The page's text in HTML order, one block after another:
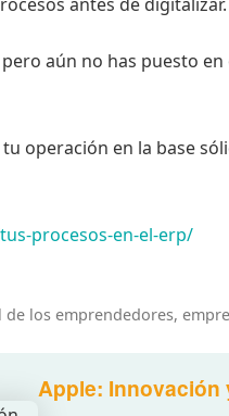
aún no has puesto
operación en la base
procesos-en-el-erp/
los emprendedores,
Apple: Innovación